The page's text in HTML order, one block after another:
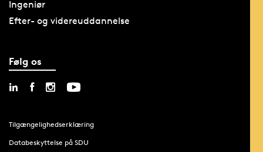
Ingeniør
Efter- og videreuddannelse
Følg os
Tilgængelighedserklæring
Databeskyttelse på SDU